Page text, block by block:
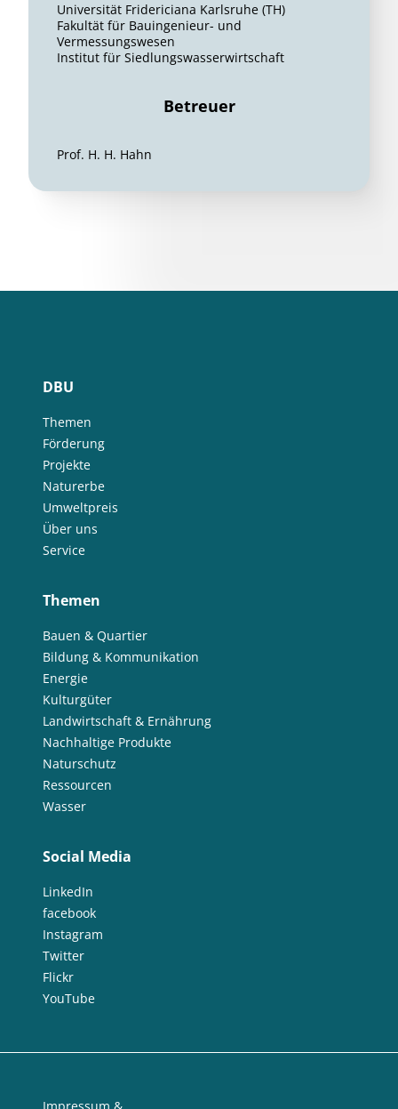
Universität Fridericiana Karlsruhe (TH)
Fakultät für Bauingenieur- und
Vermessungswesen
Institut für Siedlungswasserwirtschaft
Betreuer
Prof. H. H. Hahn
DBU
Themen
Förderung
Projekte
Naturerbe
Umweltpreis
Über uns
Service
Themen
Bauen & Quartier
Bildung & Kommunikation
Energie
Kulturgüter
Landwirtschaft & Ernährung
Nachhaltige Produkte
Naturschutz
Ressourcen
Wasser
Social Media
LinkedIn
facebook
Instagram
Twitter
Flickr
YouTube